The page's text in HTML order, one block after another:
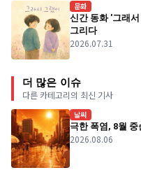
문화
신간 동화 '그래
그리다
2026.07.31
더 많은 이슈
다른 카테고리의 최신 기사
날씨
극한 폭염, 8월
2026.08.06